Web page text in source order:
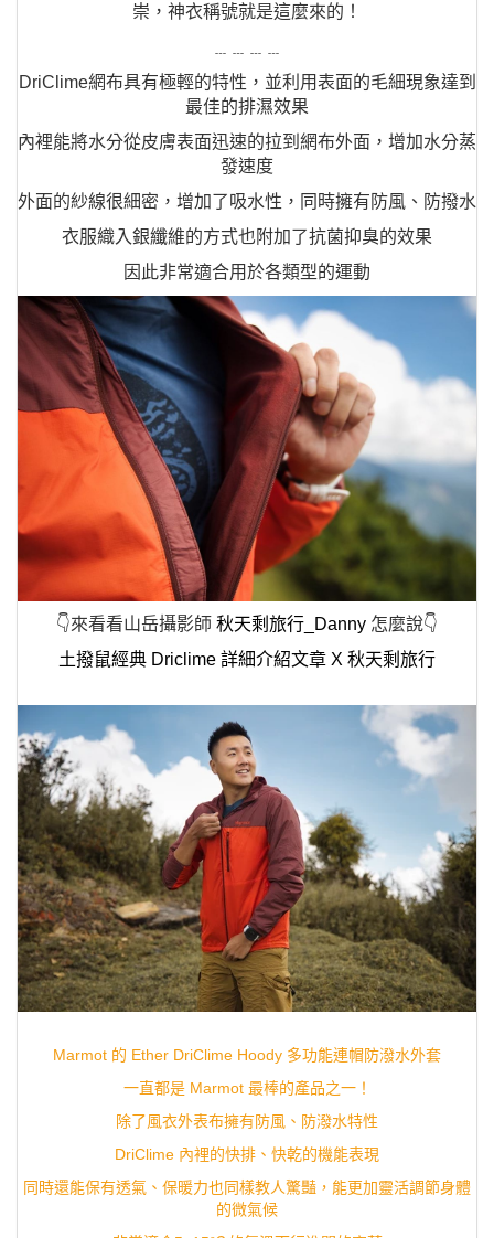
崇，神衣稱號就是這麼來的！
DriClime網布具有極輕的特性，並利用表面的毛細現象達到
最佳的排濕效果
內裡能將水分從皮膚表面迅速的拉到網布外面，增加水分蒸
發速度
外面的紗線很細密，增加了吸水性，同時擁有防風、防撥水
衣服織入銀纖維的方式也附加了抗菌抑臭的效果
因此非常適合用於各類型的運動
👇來看看山岳攝影師 秋天剩旅行_Danny 怎麼說👇
土撥鼠經典 Driclime 詳細介紹文章 X 秋天剩旅行
Marmot 的 Ether DriClime Hoody 多功能連帽防潑水外套
一直都是 Marmot 最棒的產品之一！
除了風衣外表布擁有防風、防潑水特性
DriClime 內裡的快排、快乾的機能表現
同時還能保有透氣、保暖力也同樣教人驚豔，能更加靈活調節身體
的微氣候